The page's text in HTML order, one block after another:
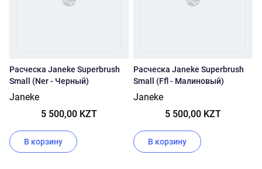
Расческа Janeke Superbrush
Small (Ner - Черный)
Janeke
5 500,00 KZT
В корзину
Расческа Janeke Superbrush
Small (Ffl - Малиновый)
Janeke
5 500,00 KZT
В корзину